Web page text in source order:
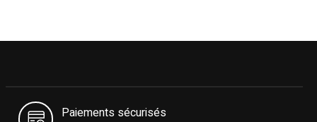
Paiements sécurisés